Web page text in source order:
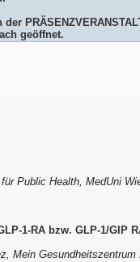
geöffnet.
Public Health, MedUni
1-RA bzw. GLP-1/GIP
Mein Gesundheitszentrum